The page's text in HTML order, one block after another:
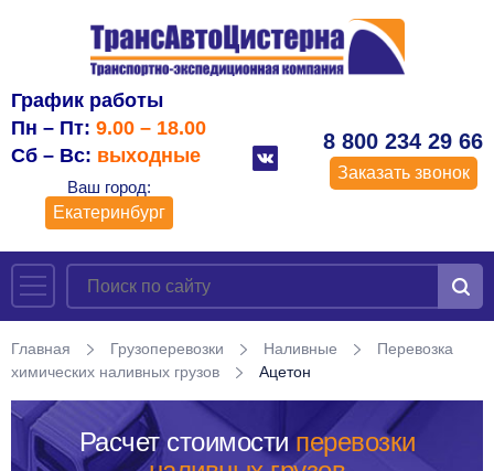
График работы
Пн – Пт: 9.00 – 18.00
Сб – Вс: выходные
Ваш город:
Екатеринбург
8 800 234 29 66
Заказать звонок
Главная Грузоперевозки Наливные
Перевозка
химических наливных грузов
Ацетон
Расчет стоимости перевозки